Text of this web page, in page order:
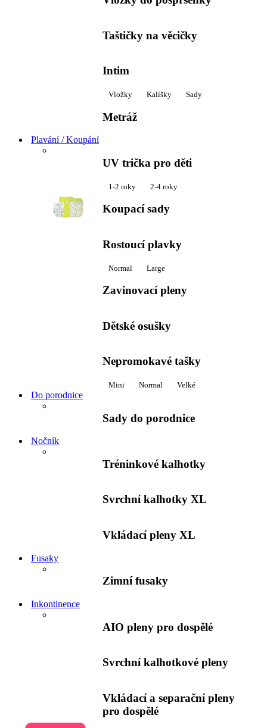
Taštičky na věcičky
Intim
Vložky Kalíšky Sady
Metráž
Plavání / Koupání
UV trička pro děti
1-2 roky 2-4 roky
Koupací sady
Rostoucí plavky
Normal Large
Zavinovací pleny
Dětské osušky
Nepromokavé tašky
Mini Normal Velké
Do porodnice
Sady do porodnice
Nočník
Tréninkové kalhotky
Svrchní kalhotky XL
Vkládací pleny XL
Fusaky
Zimní fusaky
Inkontinence
AIO pleny pro dospělé
Svrchní kalhotkové pleny
Vkládací a separační pleny
pro dospělé